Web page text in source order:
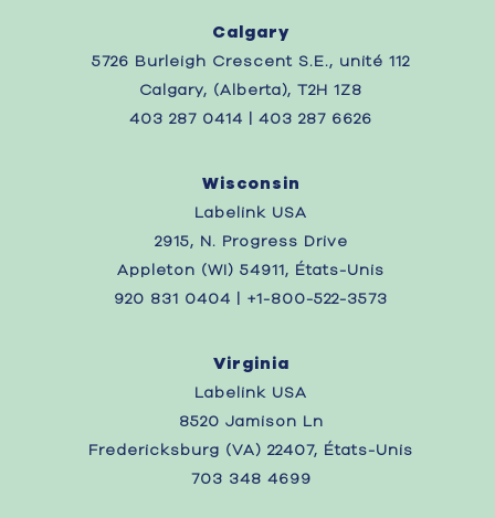
Calgary
5726 Burleigh Crescent S.E., unité 112
Calgary, (Alberta), T2H 1Z8
403 287 0414 | 403 287 6626
Wisconsin
Labelink USA
2915, N. Progress Drive
Appleton (WI) 54911, États-Unis
920 831 0404 | +1-800-522-3573
Virginia
Labelink USA
8520 Jamison Ln
Fredericksburg (VA) 22407, États-Unis
703 348 4699